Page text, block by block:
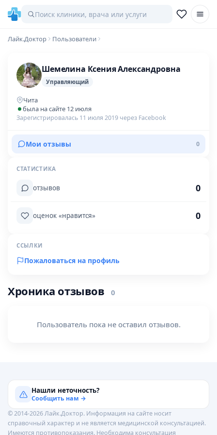
Лайк.Доктор Пользователи
Шемелина Ксения Александровна
Управляющий
Чита
была на сайте 12 июля
Зарегистрировалась 11 июля 2019 через Facebook
Мои отзывы 0
СТАТИСТИКА
отзывов 0
оценок «нравится» 0
ССЫЛКИ
Пожаловаться на профиль
Хроника отзывов 0
Пользователь пока не оставил отзывов.
Нашли неточность?
Сообщить нам →
© 2014-2026 Лайк.Доктор. Информация на сайте носит
справочный характер и не является медицинской консультацией.
Имеются противопоказания. Необходима консультация